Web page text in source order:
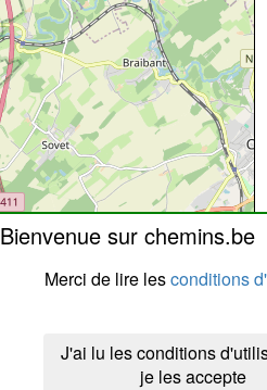
Bienvenue sur chemins.be
Merci de lire lesconditions
J'ai lu les conditions
je les accepte